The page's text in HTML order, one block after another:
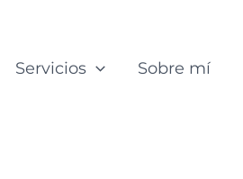
Servicios Sobre mí